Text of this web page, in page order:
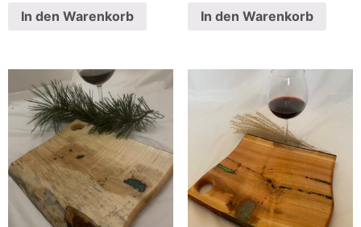
In den Warenkorb In den Warenkorb